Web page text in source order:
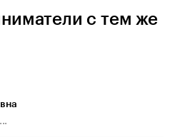
с тем же